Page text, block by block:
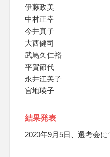
伊藤政美
中村正幸
今井真子
大西健司
武馬久仁裕
平賀節代
永井江美子
宮地瑛子
結果発表
2020年9月5日、選考会に